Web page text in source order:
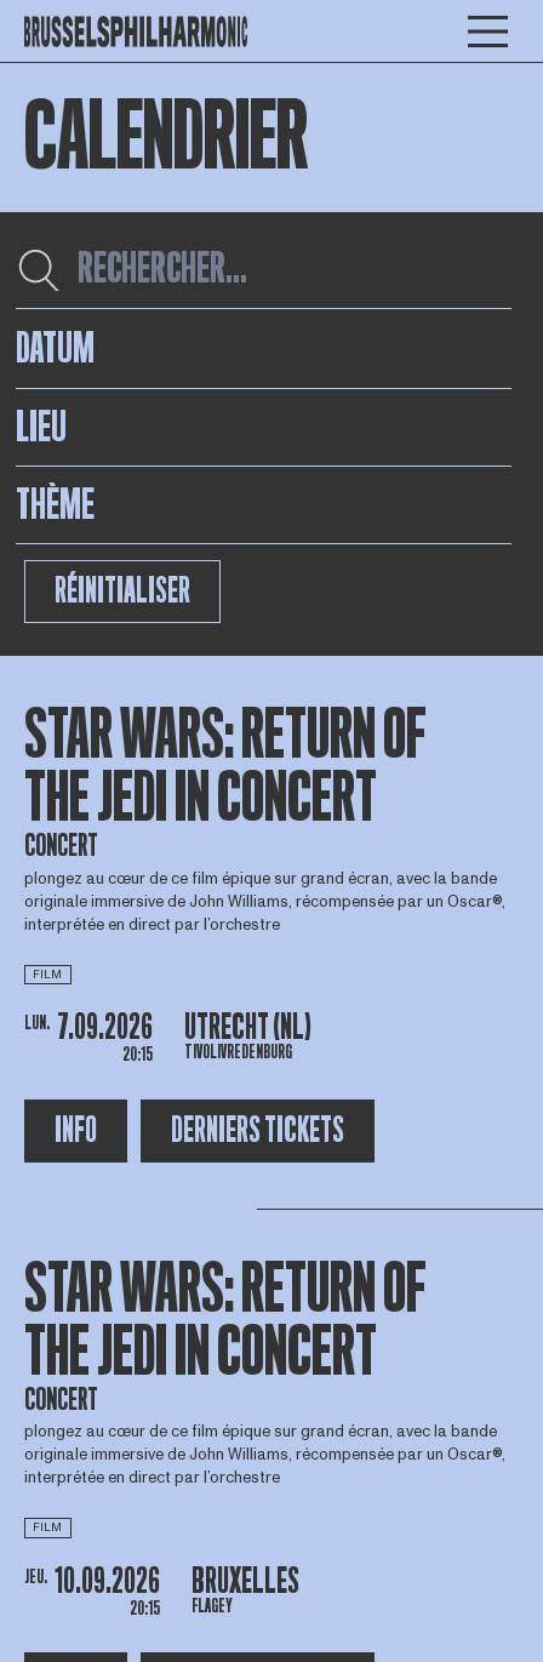
CALENDRIER
DATUM
RÉINITIALISER
STAR WARS: RETURN OF
THE JEDI IN CONCERT
CONCERT
plongez au cœur de ce film épique sur grand écran, avec la bande
originale immersive de John Williams, récompensée par un Oscar®,
interprétée en direct par l’orchestre
FILM
LUN. 7.09.2026
20:15
UTRECHT (NL)
TIVOLIVREDENBURG
INFO DERNIERS TICKETS
STAR WARS: RETURN OF
THE JEDI IN CONCERT
CONCERT
plongez au cœur de ce film épique sur grand écran, avec la bande
originale immersive de John Williams, récompensée par un Oscar®,
interprétée en direct par l’orchestre
FILM
JEU. 10.09.2026
20:15
BRUXELLES
FLAGEY